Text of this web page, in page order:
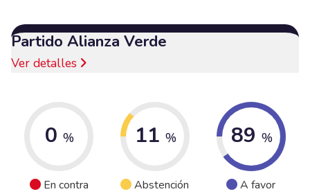
Partido Alianza Verde
Ver detalles
0 %
En contra
11 %
Abstención
89 %
A favor